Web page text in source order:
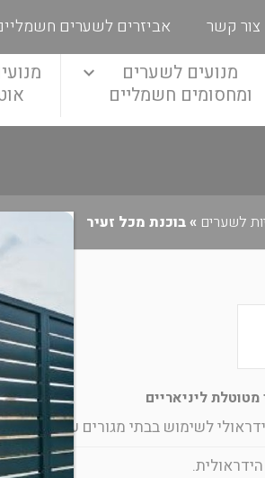
צור קשר אביזרים לשערים
מנועים לשערים
ומחסומים חשמליים
לשערים »בוכנת מכל זעיר
ליניאריים
לשימוש בבתי מגורים עבור אורכי כנף